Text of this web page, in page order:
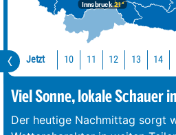
Innsbruck21°
Jetzt 10 11 12 13 14
Viel Sonne, lokale Schauer
Der heutige Nachmittag sorgt